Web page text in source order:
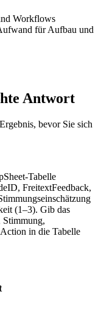
Workflows
für Aufbau und
Antwort
bevor Sie sich
Tabelle
FreitextFeedback,
(1–3). Gib das
Stimmung,
in die Tabelle